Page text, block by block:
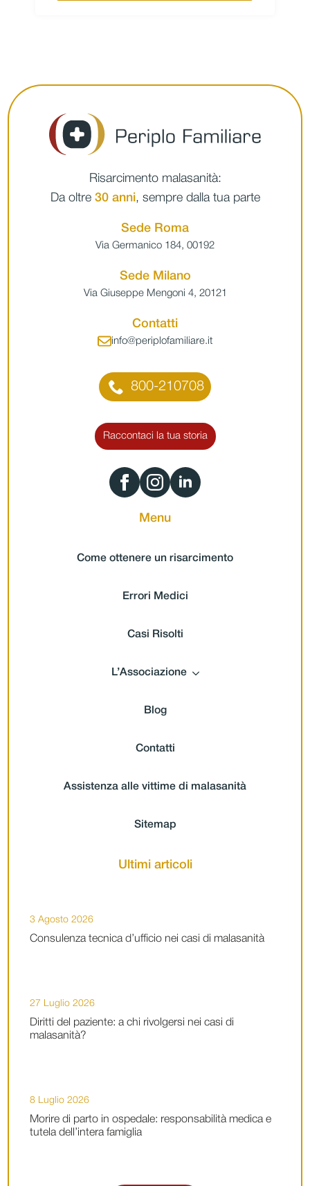
Risarcimento malasanità:
Da oltre 30 anni, sempre dalla tua parte
Sede Roma
Via Germanico 184, 00192
Sede Milano
Via Giuseppe Mengoni 4, 20121
Contatti
info@periplofamiliare.it
800-210708
Raccontaci la tua storia
Menu
Come ottenere un risarcimento
Errori Medici
Casi Risolti
L’Associazione
Blog
Contatti
Assistenza alle vittime di malasanità
Sitemap
Ultimi articoli
Consulenza tecnica d’ufficio nei casi di malasanità
3 Agosto 2026
Diritti del paziente: a chi rivolgersi nei casi di
malasanità?
27 Luglio 2026
Morire di parto in ospedale: responsabilità medica e
tutela dell’intera famiglia
8 Luglio 2026